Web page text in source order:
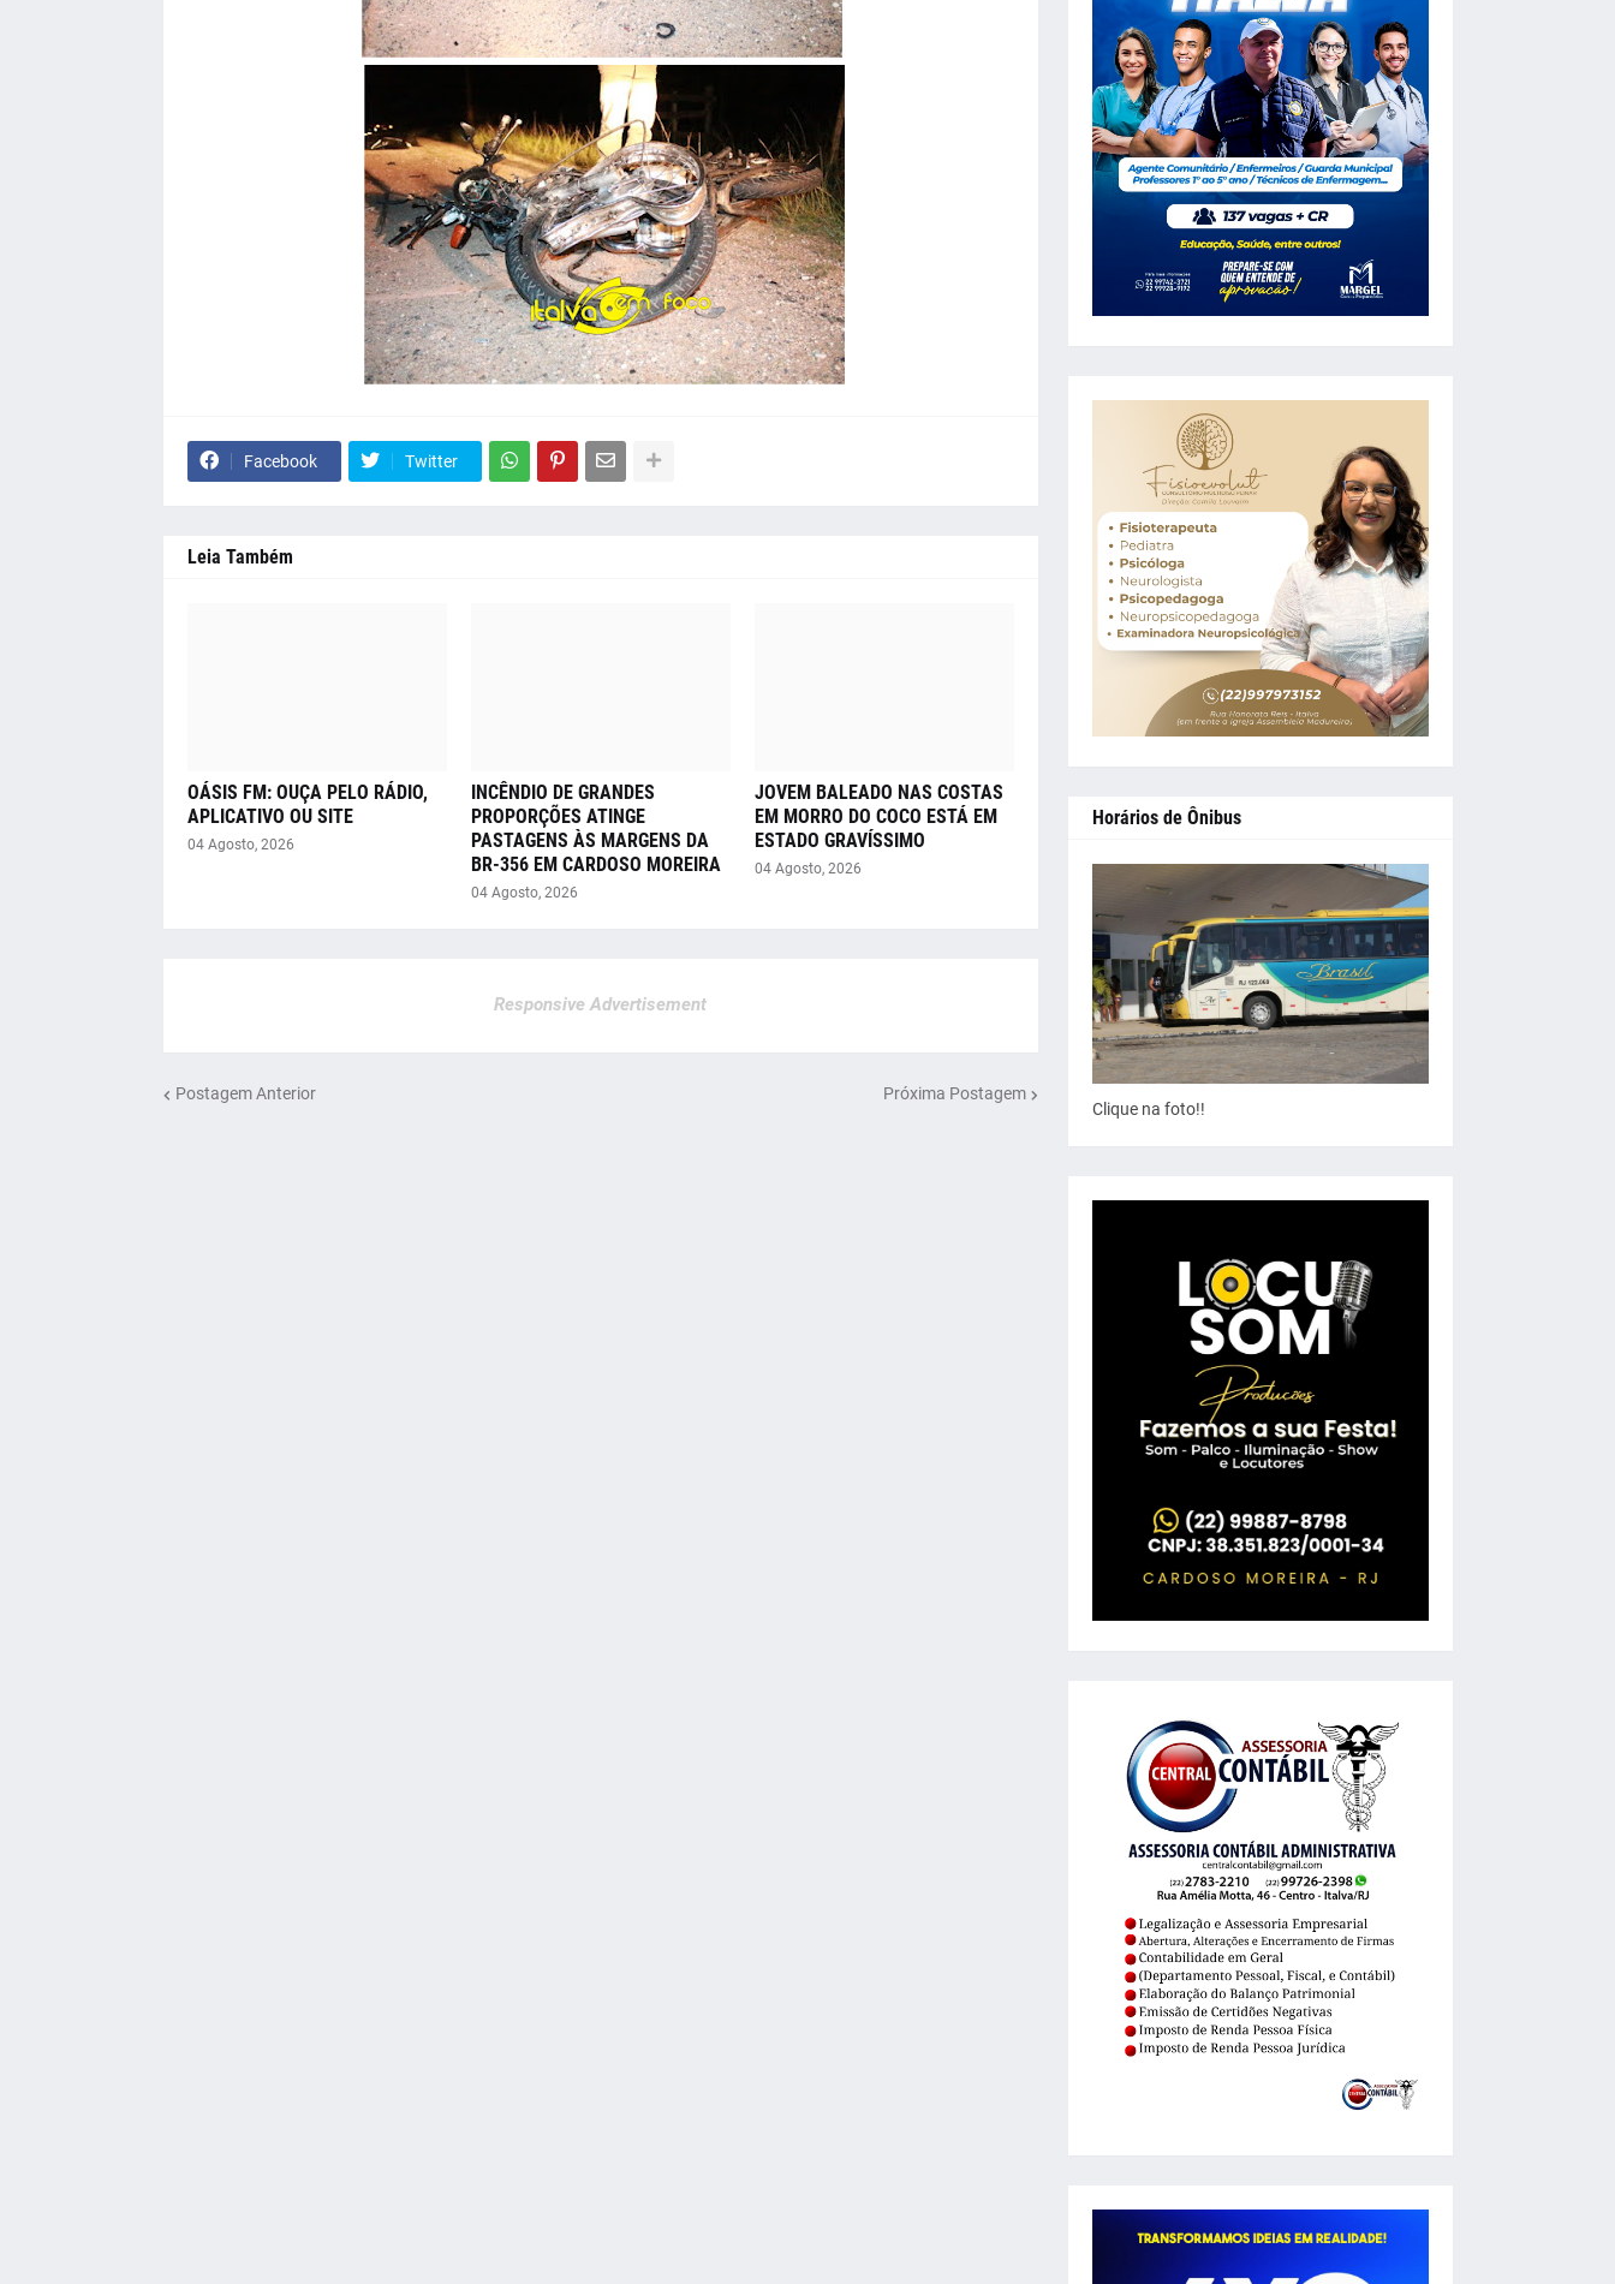
Facebook Twitter
Leia Também
OÁSIS FM: OUÇA PELO RÁDIO,
APLICATIVO OU SITE
04 Agosto, 2026
INCÊNDIO DE GRANDES
PROPORÇÕES ATINGE
PASTAGENS ÀS MARGENS DA
BR-356 EM CARDOSO MOREIRA
04 Agosto, 2026
JOVEM BALEADO NAS COSTAS
EM MORRO DO COCO ESTÁ EM
ESTADO GRAVÍSSIMO
04 Agosto, 2026
Responsive Advertisement
Postagem Anterior Próxima Postagem
Horários de Ônibus
Clique na foto!!